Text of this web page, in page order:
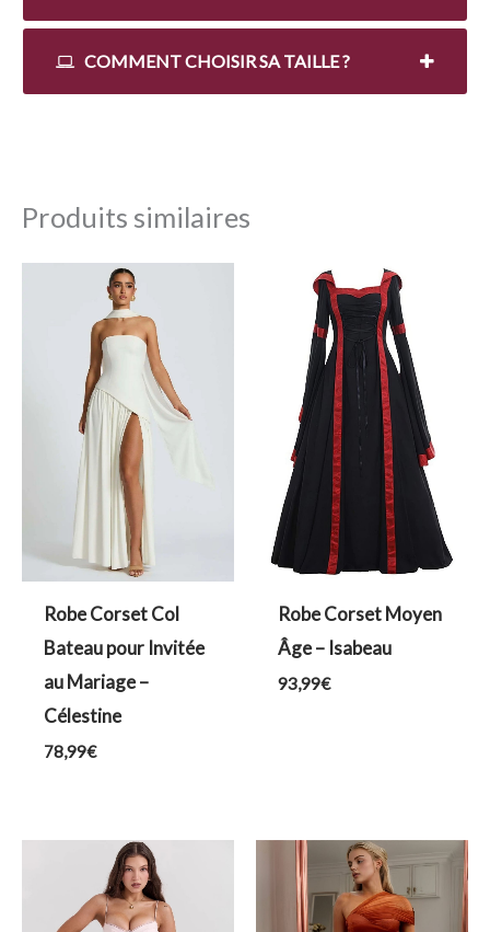
COMMENT CHOISIR SA TAILLE ?
Produits similaires
Robe Corset Col
Bateau pour Invitée
au Mariage –
Célestine
78,99€
Robe Corset Moyen
Âge – Isabeau
93,99€